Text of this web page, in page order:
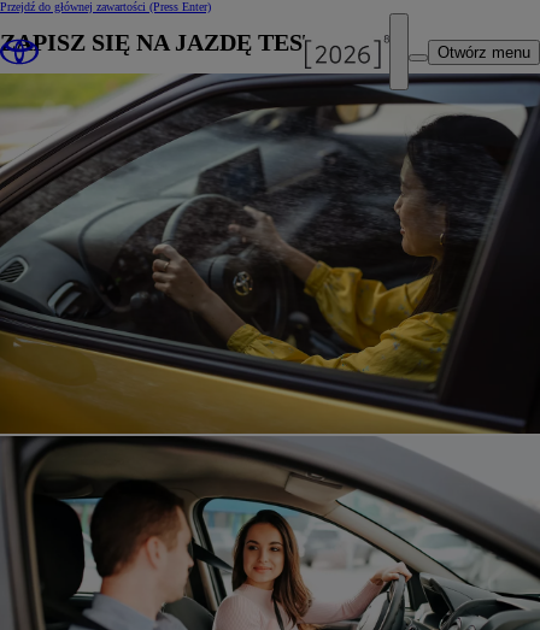
Przejdź do głównej zawartości (Press Enter)
Otwórz menu
ZAPISZ SIĘ NA JAZDĘ TESTOWĄ